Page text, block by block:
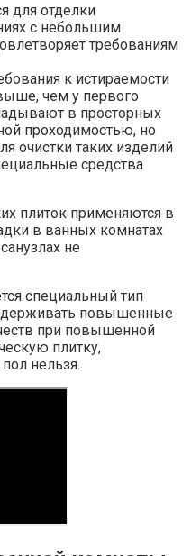
для отделки
с небольшим
требованиям
к истираемости
чем у первого
в просторных
проходимостью, но
очистки таких изделий
средства
плиток применяются в
в ванных комнатах
не
специальный тип
повышенные
при повышенной
плитку,
нельзя.